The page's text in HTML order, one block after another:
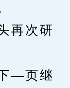
再次研
—页继